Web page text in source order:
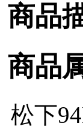
商品
商品
松下